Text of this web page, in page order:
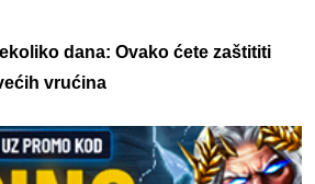
dana: Ovako ćete zaštititi
vrućina